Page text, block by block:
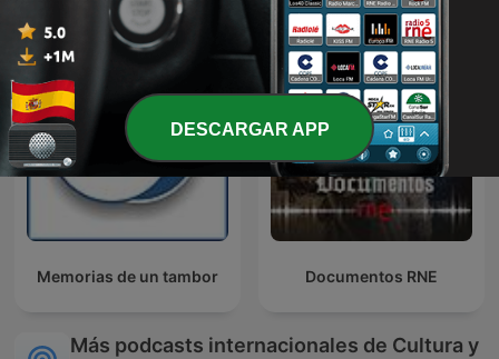
Memorias de un tambor Documentos RNE
Más podcasts internacionales de Cultura y
DESCARGAR APP